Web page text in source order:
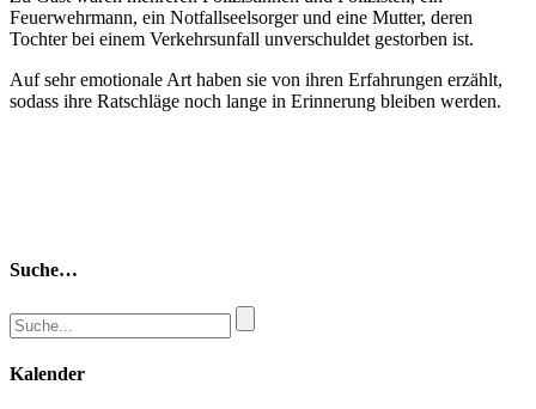
Feuerwehrmann, ein Notfallseelsorger und eine Mutter, deren
Tochter bei einem Verkehrsunfall unverschuldet gestorben ist.
Auf sehr emotionale Art haben sie von ihren Erfahrungen erzählt,
sodass ihre Ratschläge noch lange in Erinnerung bleiben werden.
Suche…
Kalender